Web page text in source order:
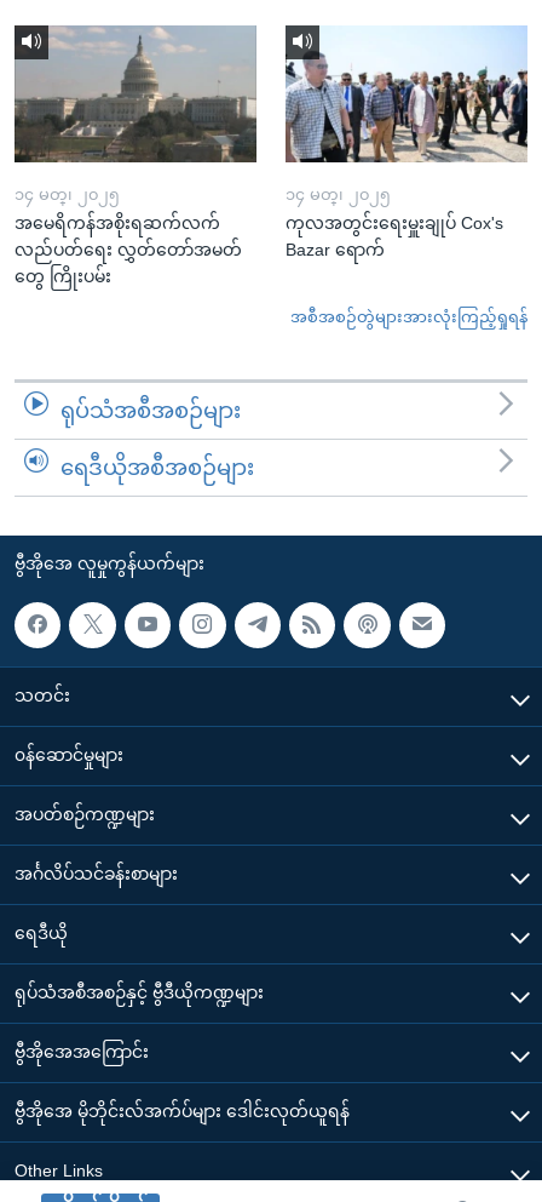
၁၄ မတ္၊ ၂၀၂၅
အမေရိကန်အစိုးရဆက်လက်
လည်ပတ်ရေး လွှတ်တော်အမတ်
တွေ ကြိုးပမ်း
၁၄ မတ္၊ ၂၀၂၅
ကုလအတွင်းရေးမှူးချုပ် Cox's
Bazar ရောက်
အစီအစဉ်တွဲများအားလုံးကြည့်ရှုရန်
ရုပ်သံအစီအစဉ်များ
ရေဒီယိုအစီအစဉ်များ
ဗွီအိုအေ လူမှုကွန်ယက်များ
သတင်း
၀န်ဆောင်မှုများ
အပတ်စဉ်ကဏ္ဍများ
အင်္ဂလိပ်သင်ခန်းစာများ
ရေဒီယို
ရုပ်သံအစီအစဉ်နှင့် ဗွီဒီယိုကဏ္ဍများ
ဗွီအိုအေအကြောင်း
ဗွီအိုအေ မိုဘိုင်းလ်အက်ပ်များ ဒေါင်းလုတ်ယူရန်
Other Links